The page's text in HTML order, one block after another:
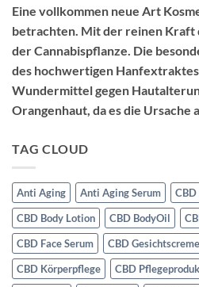
Eine vollkommen neue Art
betrachten. Mit der reinen Kraft
der Cannabispflanze. Die
des hochwertigen
Wundermittel gegen
Orangenhaut, da es die Ursache
TAG CLOUD
Anti Aging Anti Aging Serum
CBD Body Lotion
CBD BodyOil
CBD Face Serum
CBD Gesichtscreme
CBD Körperpflege
CBD